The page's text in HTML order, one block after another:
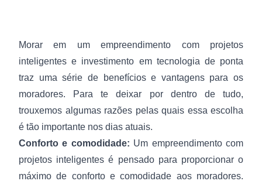
Morar em um empreendimento com projetos
inteligentes e investimento em tecnologia de ponta
traz uma série de benefícios e vantagens para os
moradores. Para te deixar por dentro de tudo,
trouxemos algumas razões pelas quais essa escolha
é tão importante nos dias atuais.
Conforto e comodidade: Um empreendimento com
projetos inteligentes é pensado para proporcionar o
máximo de conforto e comodidade aos moradores.